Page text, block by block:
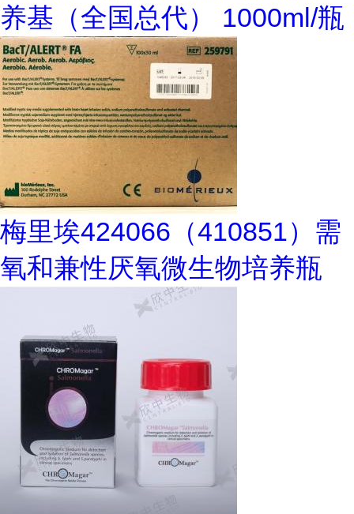
养基（全国总代） 1000ml/瓶
梅里埃424066（410851）需
氧和兼性厌氧微生物培养瓶